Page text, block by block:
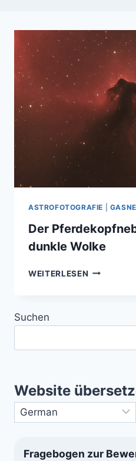
ASTROFOTOGRAFIE
Der
dunkle Wolke
WEITERLESEN DER
Suchen
Website
Fragebogen zur